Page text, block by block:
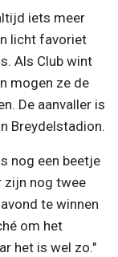
iets meer
licht favoriet
Als Club wint
mogen ze de
De aanvaller is
Breydelstadion.
nog een beetje
zijn nog twee
te winnen
om het
het is wel zo."